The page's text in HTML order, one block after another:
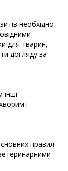
необхідно
для тварин,
догляду за
і
правил